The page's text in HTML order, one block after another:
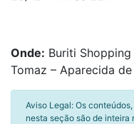
Onde: Buriti Shopping
Tomaz – Aparecida
Aviso Legal: Os
nesta seção são de inteira